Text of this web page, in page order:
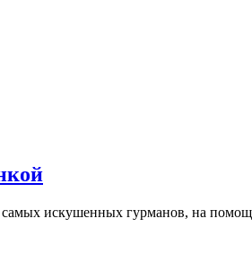
самых искушенных гурманов, на